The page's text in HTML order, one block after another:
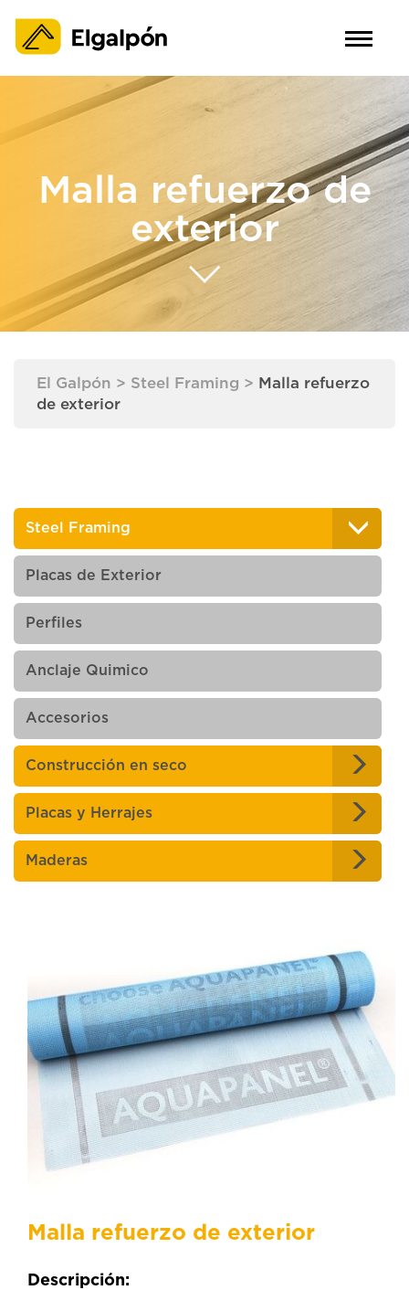
Malla refuerzo de
exterior
El Galpón > Steel Framing > Malla refuerzo
de exterior
Steel Framing
Placas de Exterior
Perfiles
Anclaje Quimico
Accesorios
Construcción en seco
Placas y Herrajes
Maderas
Malla refuerzo de exterior
Descripción: